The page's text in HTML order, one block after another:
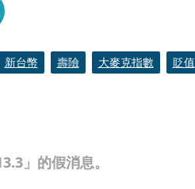
」的假消息。
新台幣 壽險 大麥克指數
貶值